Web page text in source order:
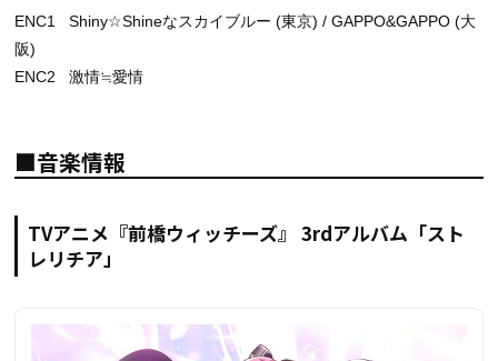
ENC1 Shiny☆Shineなスカイブルー (東京) / GAPPO&GAPPO (大
阪)
ENC2 激情≒愛情
■音楽情報
TVアニメ『前橋ウィッチーズ』 3rdアルバム「スト
レリチア」